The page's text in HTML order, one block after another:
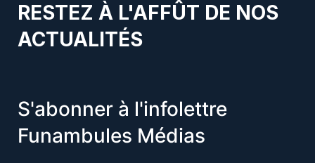
RESTEZ À L'AFFÛT DE NOS
ACTUALITÉS
S'abonner à l'infolettre
Funambules Médias